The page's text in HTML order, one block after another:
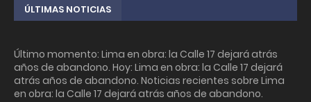
ÚLTIMAS NOTICIAS
Último momento: Lima en obra: la Calle 17 dejará atrás
años de abandono. Hoy: Lima en obra: la Calle 17 dejará
atrás años de abandono. Noticias recientes sobre Lima
en obra: la Calle 17 dejará atrás años de abandono.